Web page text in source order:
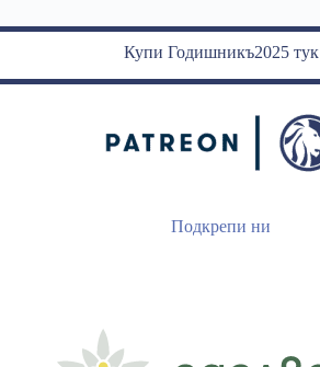
Купи Годишникъ2025 тук
Подкрепи ни